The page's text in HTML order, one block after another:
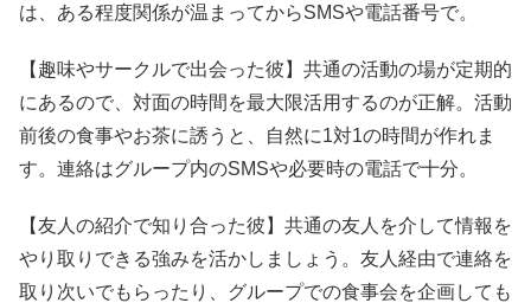
は、ある程度関係が温まってからSMSや電話番号で。
【趣味やサークルで出会った彼】共通の活動の場が定期的
にあるので、対面の時間を最大限活用するのが正解。活動
前後の食事やお茶に誘うと、自然に1対1の時間が作れま
す。連絡はグループ内のSMSや必要時の電話で十分。
【友人の紹介で知り合った彼】共通の友人を介して情報を
やり取りできる強みを活かしましょう。友人経由で連絡を
取り次いでもらったり、グループでの食事会を企画しても